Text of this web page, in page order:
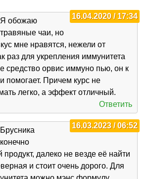
16.04.2020 / 17:34
Я обожаю
травяные чаи, но
мне нравятся, нежели от
раз для укрепления иммунитета
средство орвис иммуно пью, он к
помогает. Причем курс не
легко, а эффект отличный.
Ответить
16.03.2023 / 06:52
Брусника
конечно
продукт, далеко не везде её найти
и стоит очень дорого. Для